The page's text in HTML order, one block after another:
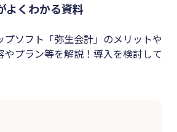
よくわかる資料
プソフト「弥生会計」のメリットや
プラン等を解説！導入を検討して